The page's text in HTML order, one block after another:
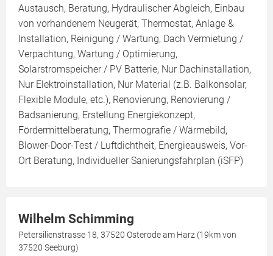
Austausch, Beratung, Hydraulischer Abgleich, Einbau
von vorhandenem Neugerät, Thermostat, Anlage &
Installation, Reinigung / Wartung, Dach Vermietung /
Verpachtung, Wartung / Optimierung,
Solarstromspeicher / PV Batterie, Nur Dachinstallation,
Nur Elektroinstallation, Nur Material (z.B. Balkonsolar,
Flexible Module, etc.), Renovierung, Renovierung /
Badsanierung, Erstellung Energiekonzept,
Fördermittelberatung, Thermografie / Wärmebild,
Blower-Door-Test / Luftdichtheit, Energieausweis, Vor-
Ort Beratung, Individueller Sanierungsfahrplan (iSFP)
Wilhelm Schimming
Petersilienstrasse 18, 37520 Osterode am Harz (19km von
37520 Seeburg)